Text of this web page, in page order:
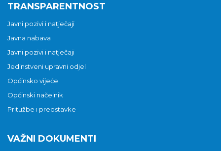
TRANSPARENTNOST
Javni pozivi i natječaji
Javna nabava
Javni pozivi i natječaji
Jedinstveni upravni odjel
Općinsko vijeće
Općinski načelnik
Pritužbe i predstavke
VAŽNI DOKUMENTI